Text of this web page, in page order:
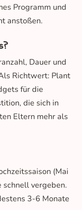
Programm und
anstoßen.
Dauer und
Richtwert: Plant
für die
die sich in
Eltern mehr als
(Mai
schnell vergeben.
3-6 Monate